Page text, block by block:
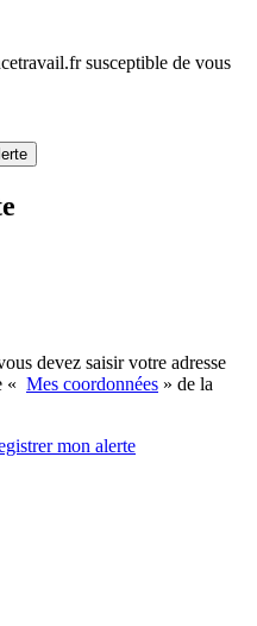
susceptible de vous
devez saisir votre adresse
« Mes coordonnées » de la
mon alerte